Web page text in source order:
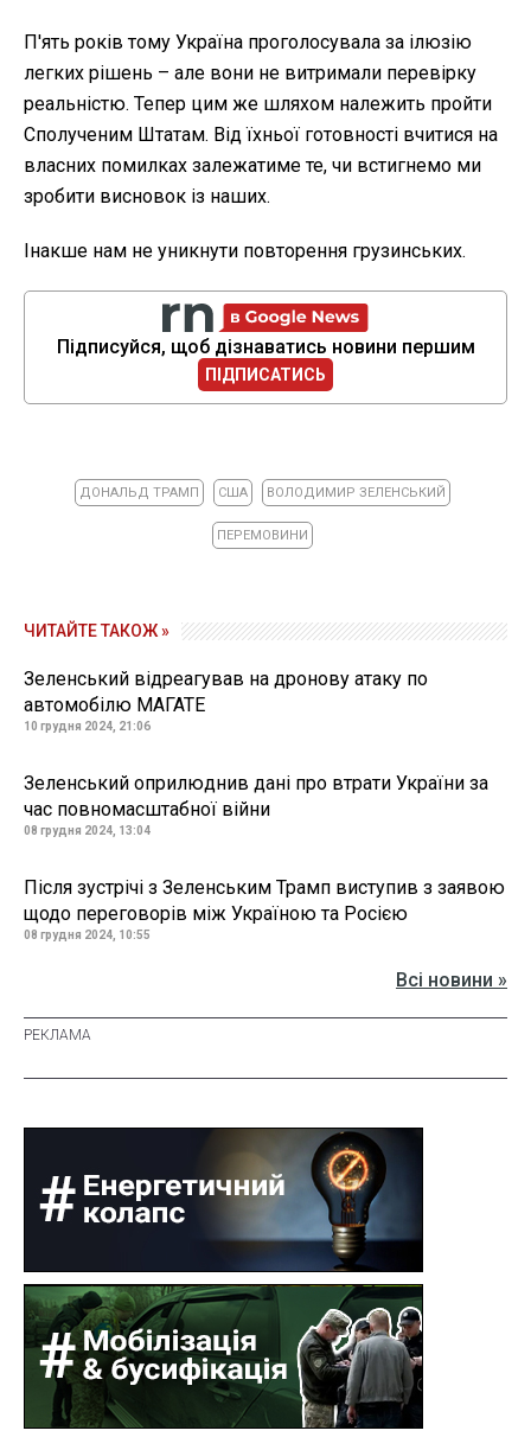
П'ять років тому Україна проголосувала за ілюзію
легких рішень – але вони не витримали перевірку
реальністю. Тепер цим же шляхом належить пройти
Сполученим Штатам. Від їхньої готовності вчитися на
власних помилках залежатиме те, чи встигнемо ми
зробити висновок із наших.
Інакше нам не уникнути повторення грузинських.
Підписуйся, щоб дізнаватись новини першим
ПІДПИСАТИСЬ
ДОНАЛЬД ТРАМП США ВОЛОДИМИР ЗЕЛЕНСЬКИЙ
ПЕРЕМОВИНИ
ЧИТАЙТЕ ТАКОЖ »
Зеленський відреагував на дронову атаку по
автомобілю МАГАТЕ
10 грудня 2024, 21:06
Зеленський оприлюднив дані про втрати України за
час повномасштабної війни
08 грудня 2024, 13:04
Після зустрічі з Зеленським Трамп виступив з заявою
щодо переговорів між Україною та Росією
08 грудня 2024, 10:55
Всі новини »